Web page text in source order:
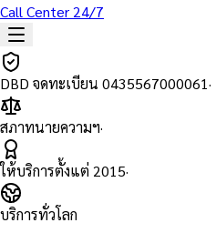
Call Center 24/7
DBD จดทะเบียน 0435567000061·
สภาทนายความฯ·
ให้บริการตั้งแต่ 2015·
บริการทั่วโลก